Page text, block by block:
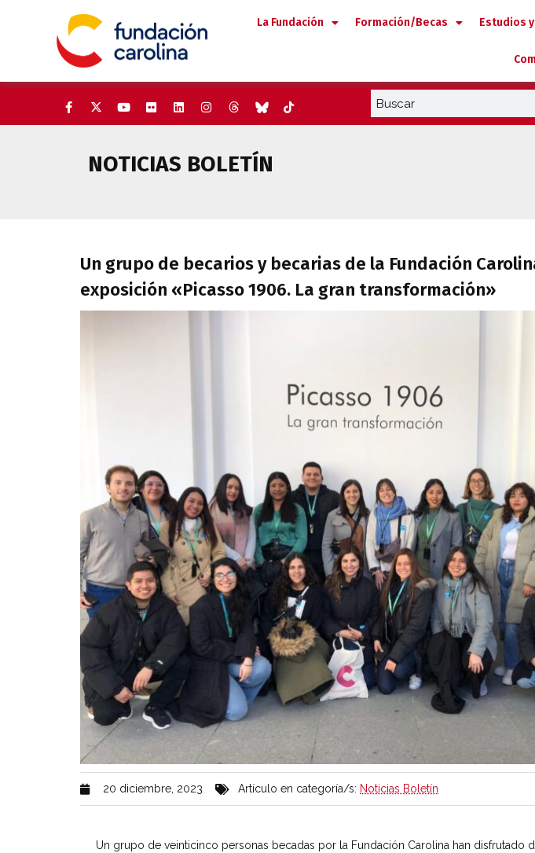
La Fundación Formación/Becas Estudios
NOTICIAS BOLETÍN
Un grupo de becarios y becarias de la Fundación
exposición «Picasso 1906. La gran transformación»
20 diciembre, 2023 Artículo en categoría/s: Noticias Boletín
Un grupo de veinticinco personas becadas por la Fundación Carolina han disfrutado